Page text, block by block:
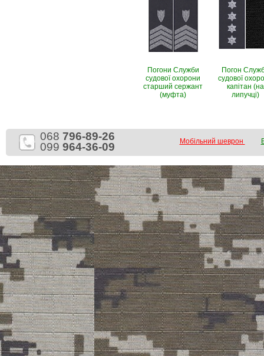
Погони Служби
судової охорони
старший сержант
(муфта)
Погон
судової
капітан (на
липучці)
068 796-89-26
099 964-36-09 Мобільний шеврон